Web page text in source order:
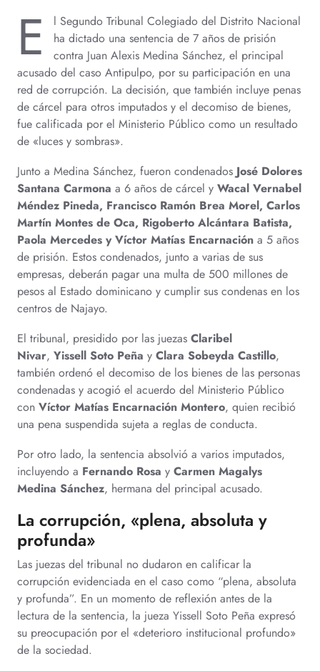
E
l Segundo Tribunal Colegiado del Distrito Nacional
ha dictado una sentencia de 7 años de prisión
contra Juan Alexis Medina Sánchez, el principal
acusado del caso Antipulpo, por su participación en una
red de corrupción. La decisión, que también incluye penas
de cárcel para otros imputados y el decomiso de bienes,
fue calificada por el Ministerio Público como un resultado
de «luces y sombras».
Junto a Medina Sánchez, fueron condenados José Dolores
Santana Carmona a 6 años de cárcel y Wacal Vernabel
Méndez Pineda, Francisco Ramón Brea Morel, Carlos
Martín Montes de Oca, Rigoberto Alcántara Batista,
Paola Mercedes y Víctor Matías Encarnación a 5 años
de prisión. Estos condenados, junto a varias de sus
empresas, deberán pagar una multa de 500 millones de
pesos al Estado dominicano y cumplir sus condenas en los
centros de Najayo.
El tribunal, presidido por las juezas Claribel
Nivar, Yissell Soto Peña y Clara Sobeyda Castillo,
también ordenó el decomiso de los bienes de las personas
condenadas y acogió el acuerdo del Ministerio Público
con Víctor Matías Encarnación Montero, quien recibió
una pena suspendida sujeta a reglas de conducta.
Por otro lado, la sentencia absolvió a varios imputados,
incluyendo a Fernando Rosa y Carmen Magalys
Medina Sánchez, hermana del principal acusado.
La corrupción, «plena, absoluta y
profunda»
Las juezas del tribunal no dudaron en calificar la
corrupción evidenciada en el caso como “plena, absoluta
y profunda”. En un momento de reflexión antes de la
lectura de la sentencia, la jueza Yissell Soto Peña expresó
su preocupación por el «deterioro institucional profundo»
de la sociedad.